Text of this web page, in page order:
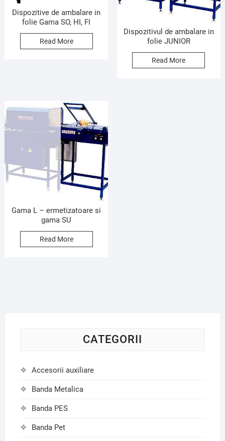
Dispozitive de ambalare in
folie Gama SO, HI, FI
Read More
Dispozitivul de ambalare in
folie JUNIOR
Read More
Gama L – ermetizatoare si
gama SU
Read More
CATEGORII
Accesorii auxiliare
Banda Metalica
Banda PES
Banda Pet